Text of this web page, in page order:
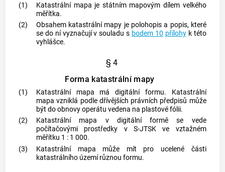
(1) Katastrální mapa je státním mapovým dílem velkého
měřítka.
(2)
Obsahem katastrální mapy je polohopis a popis, které
se do ní vyznačují v souladu s bodem 10 přílohy k této
vyhlášce.
§ 4
Forma katastrální mapy
(1) Katastrální mapa má digitální formu. Katastrální
mapa vzniklá podle dřívějších právních předpisů může
být do obnovy operátu vedena na plastové fólii.
(2)
Katastrální mapa v digitální formě se vede
počítačovými prostředky v S-JTSK ve vztažném
měřítku 1 : 1 000.
(3)
Katastrální mapa může mít pro ucelené části
katastrálního územírůznou formu.